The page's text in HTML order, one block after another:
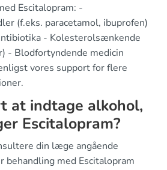
Escitalopram: -
(f.eks. paracetamol, ibuprofen)
- Kolesterolsænkende
- Blodfortyndende medicin
vores support for flere
at indtage alkohol,
Escitalopram?
din læge angående
behandling med Escitalopram